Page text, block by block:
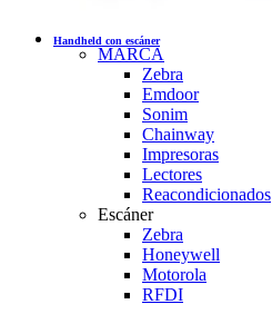
Handheld con escáner
MARCA
Zebra
Emdoor
Sonim
Chainway
Impresoras
Lectores
Reacondicionados
Escáner
Zebra
Honeywell
Motorola
RFDI